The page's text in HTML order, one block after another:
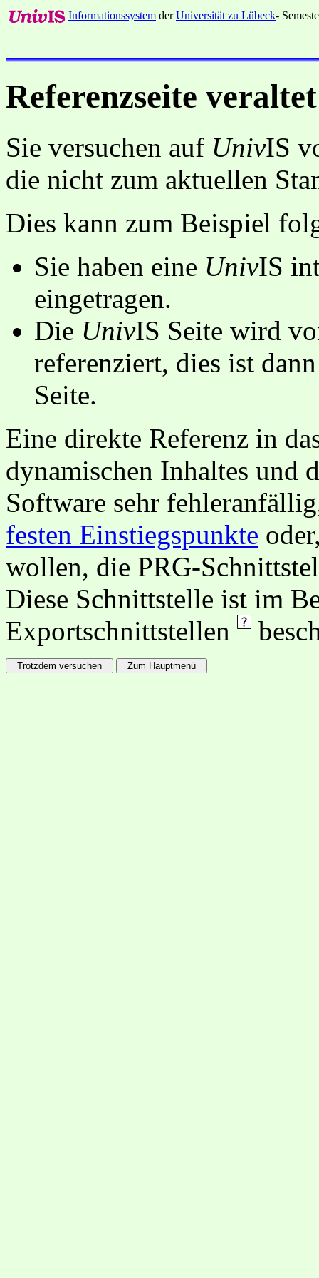
Informationssystem derUniversität zu Lübeck-
Referenzseite veraltet
Sie versuchen auf UnivIS
die nicht zum aktuellen
Dies kann zum Beispiel
Sie haben eine UnivIS
eingetragen.
Die UnivIS Seite wird
referenziert, dies ist
Seite.
Eine direkte Referenz in
dynamischen Inhaltes und
Software sehr
festen Einstiegspunkte
wollen, die PRG-
Diese Schnittstelle ist im
Exportschnittstellen